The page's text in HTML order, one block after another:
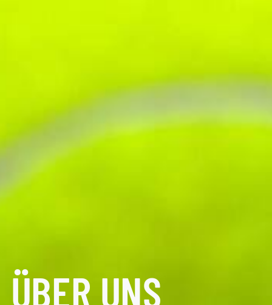
ÜBER UNS